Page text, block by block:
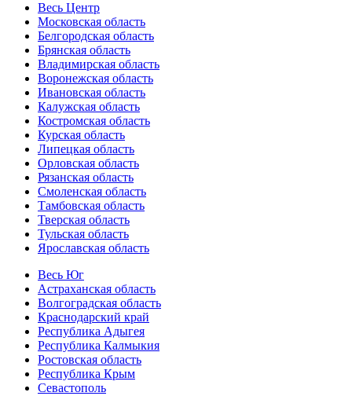
Весь Центр
Московская область
Белгородская область
Брянская область
Владимирская область
Воронежская область
Ивановская область
Калужская область
Костромская область
Курская область
Липецкая область
Орловская область
Рязанская область
Смоленская область
Тамбовская область
Тверская область
Тульская область
Ярославская область
Весь Юг
Астраханская область
Волгоградская область
Краснодарский край
Республика Адыгея
Республика Калмыкия
Ростовская область
Республика Крым
Севастополь